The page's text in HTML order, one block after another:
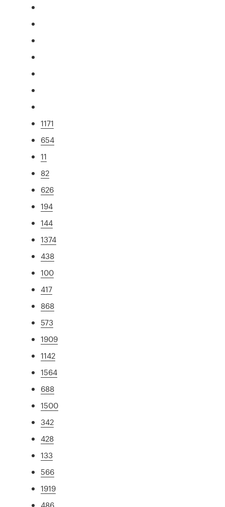
1171
654
11
82
626
194
144
1374
438
100
417
868
573
1909
1142
1564
688
1500
342
428
133
566
1919
486